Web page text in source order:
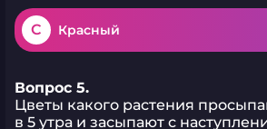
C Красный
Вопрос 5.
Цветы какого растения
в 5 утра и засыпают с